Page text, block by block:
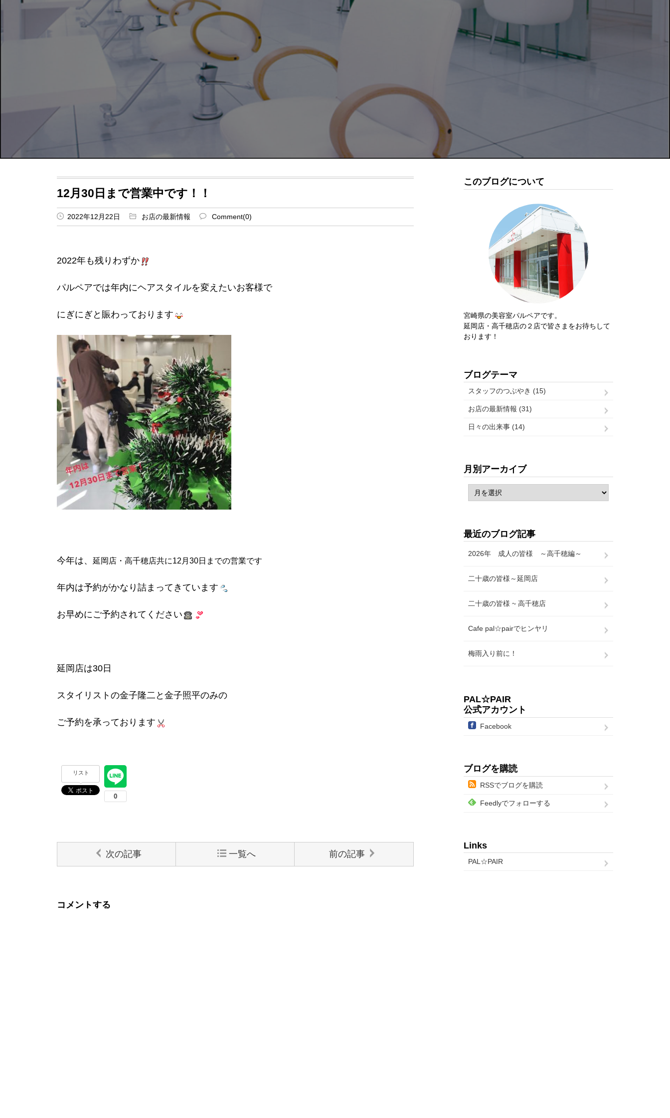
12月30日まで営業中です！！
2022年12月22日 お店の最新情報 Comment(0)
2022年も残りわずか
パルペアでは年内にヘアスタイルを変えたいお客様で
にぎにぎと賑わっております
今年は、 延岡店・高千穂店共に12月30日までの営業です
年内は予約がかなり詰まってきています
お早めにご予約されてください
延岡店は30日
スタイリストの金子隆二と金子照平のみの
ご予約を承っております
リスト
次の記事 一覧へ 前の記事
コメントする
このブログについて
宮崎県の美容室パルペアです。
延岡店・高千穂店の２店で皆さまをお待ちして
おります！
ブログテーマ
スタッフのつぶやき (15)
お店の最新情報 (31)
日々の出来事 (14)
月別アーカイブ
最近のブログ記事
2026年 成人の皆様 ～高千穂編～
二十歳の皆様～延岡店
二十歳の皆様 ~ 高千穂店
Cafe pal☆pairでヒンヤリ
梅雨入り前に！
PAL☆PAIR
公式アカウント
Facebook
ブログを購読
RSSでブログを購読
Feedlyでフォローする
Links
PAL☆PAIR